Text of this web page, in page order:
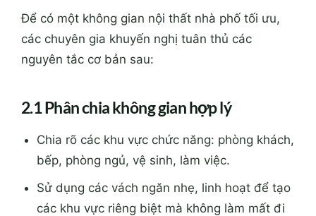
Để có một không gian nội thất nhà phố tối ưu,
các chuyên gia khuyến nghị tuân thủ các
nguyên tắc cơ bản sau:
2.1 Phân chia không gian hợp lý
Chia rõ các khu vực chức năng: phòng khách,
bếp, phòng ngủ, vệ sinh, làm việc.
Sử dụng các vách ngăn nhẹ, linh hoạt để tạo
các khu vực riêng biệt mà không làm mất đi